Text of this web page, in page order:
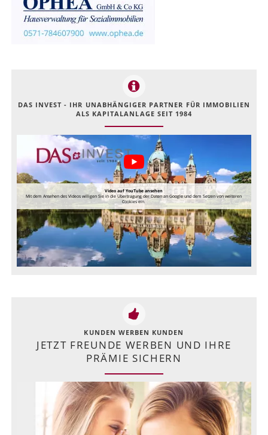
DAS INVEST - IHR UNABHÄNGIGER PARTNER FÜR IMMOBILIEN
ALS KAPITALANLAGE SEIT 1984
Video auf YouTube ansehen
Mit dem Ansehen des Videos willigen Sie in die Übertragung der Daten an Google und dem Setzen von weiteren
Cookies ein.
KUNDEN WERBEN KUNDEN
JETZT FREUNDE WERBEN UND IHRE
PRÄMIE SICHERN